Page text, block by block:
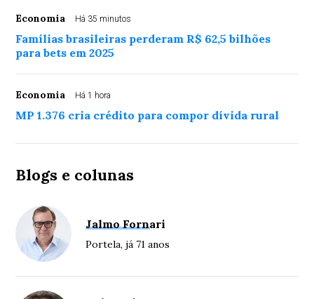
Economia Há 35 minutos
Famílias brasileiras perderam R$ 62,5 bilhões
para bets em 2025
Economia Há 1 hora
MP 1.376 cria crédito para compor dívida rural
Blogs e colunas
Jalmo Fornari
Portela, já 71 anos